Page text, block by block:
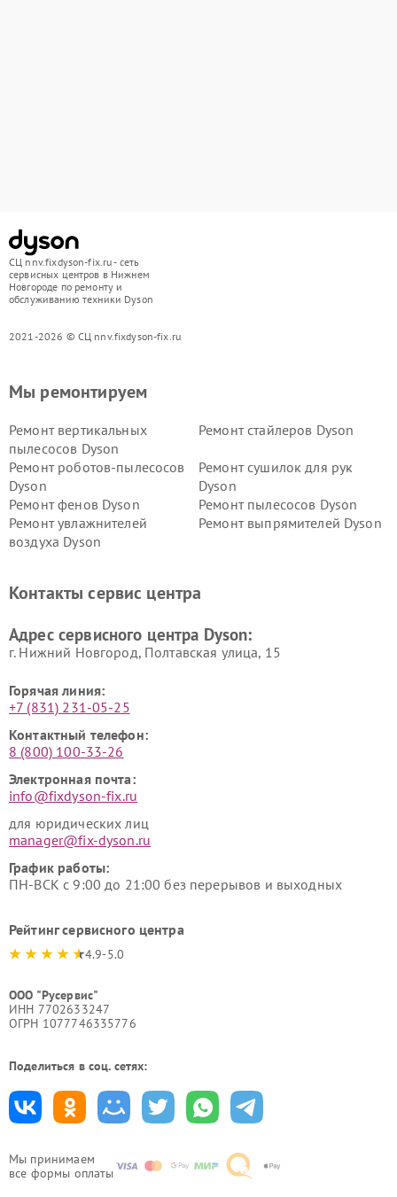
СЦ nnv.fixdyson-fix.ru - сеть
сервисных центров в Нижнем
Новгороде по ремонту и
обслуживанию техники Dyson
2021-2026 © СЦ nnv.fixdyson-fix.ru
Мы принимаем
все формы оплаты
Мы ремонтируем
Ремонт вертикальных
пылесосов Dyson
Ремонт стайлеров Dyson
Ремонт роботов-пылесосов
Dyson
Ремонт сушилок для рук
Dyson
Ремонт фенов Dyson
Ремонт пылесосов Dyson
Ремонт увлажнителей
воздуха Dyson
Ремонт выпрямителей Dyson
Контакты сервис центра
Адрес сервисного центра Dyson:
г. Нижний Новгород, Полтавская улица, 15
Горячая линия:
+7 (831) 231-05-25
Контактный телефон:
8 (800) 100-33-26
Электронная почта:
info@fixdyson-fix.ru
для юридических лиц
manager@fix-dyson.ru
График работы:
ПН-ВСК с 9:00 до 21:00 без перерывов и выходных
Рейтинг сервисного центра
4.9-5.0
ООО "Русервис"
ИНН 7702633247
ОГРН 1077746335776
Поделиться в соц. сетях: